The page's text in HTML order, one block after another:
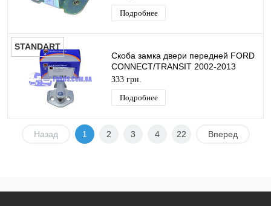
Подробнее
STANDART
Скоба замка двери передней FORD
CONNECT/TRANSIT 2002-2013
STANDART
333 грн.
Подробнее
Назад 1 2 3 4 22 Вперед